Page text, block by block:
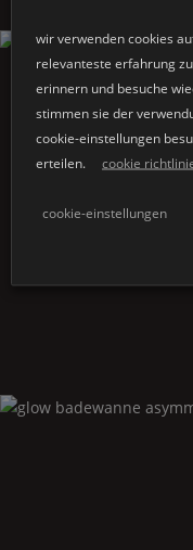
wir verwenden cookies
relevanteste erfahrung
erinnern und besuche
stimmen sie der
cookie-einstellungen
erteilen.
cookie
cookie-einstellungen